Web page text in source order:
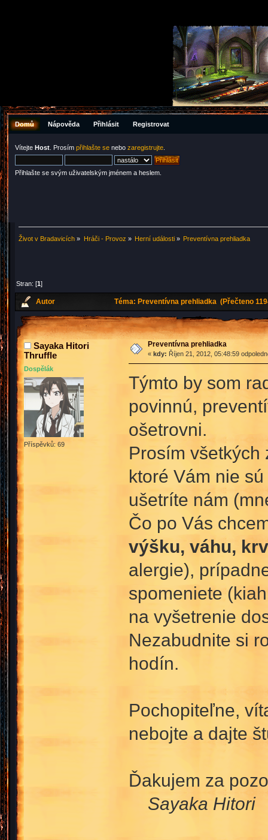
Domů Nápověda Přihlásit Registrovat
Vítejte Host . Prosím přihlašte se nebo zaregistrujte
Přihlašte se svým uživatelským jménem a heslem.
Život v Bradavicích » Hráči - Provoz » Herní události» Preventívna prehliadka
Stran: [1]
Autor Téma: Preventívna prehliadka (Přečteno
Sayaka Hitori
Thruffle
Dospělák
Příspěvků: 69
Preventívna prehliadka
« kdy: Říjen 21, 2012, 05:48:59
Týmto by som
povinnú,
ošetrovni.
Prosím všetkých
ktoré Vám nie
ušetríte nám
Čo po Vás
výšku, váhu,
alergie),
spomeniete
na vyšetrenie
Nezabudnite si
hodín.
Pochopiteľne,
nebojte a dajte
Ďakujem za
Sayaka Hitori